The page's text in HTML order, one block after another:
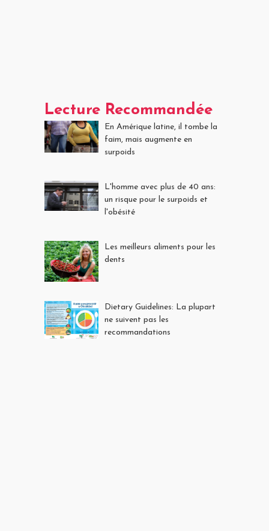
Lecture Recommandée
En Amérique latine, il tombe la
faim, mais augmente en
surpoids
L'homme avec plus de 40 ans:
un risque pour le surpoids et
l'obésité
Les meilleurs aliments pour les
dents
Dietary Guidelines: La plupart
ne suivent pas les
recommandations